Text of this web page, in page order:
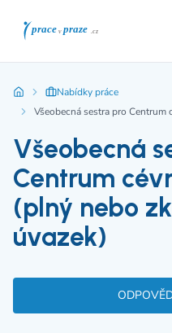
Nabídky práce
Všeobecná
Centrum
(plný nebo
úvazek)